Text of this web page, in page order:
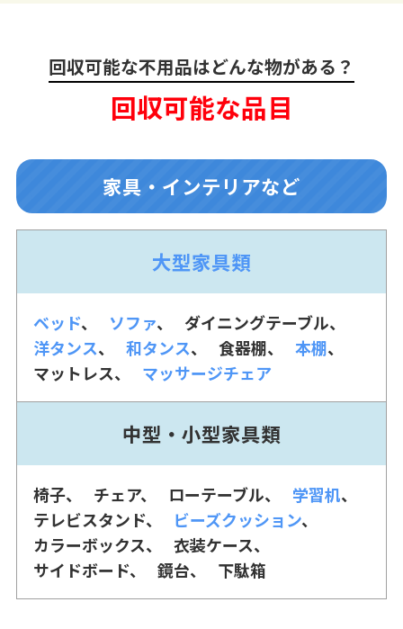
回収可能な不用品はどんな物がある？
回収可能な品目
家具・インテリアなど
大型家具類
ベッド ソファ
ダイニングテーブル
洋タンス
和タンス 食器棚
本棚
マットレス
マッサージチェア
中型・小型家具類
椅子 チェア ローテーブル
学習机
テレビスタンド
ビーズクッション
カラーボックス
衣装ケース
サイドボード
鏡台 下駄箱